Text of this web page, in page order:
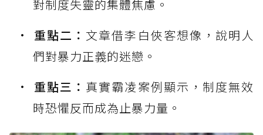
對制度失靈的集體焦慮。
重點二： 文章借李白俠客想像，說明人
們對暴力正義的迷戀。
重點三： 真實霸凌案例顯示，制度無效
時恐懼反而成為止暴力量。